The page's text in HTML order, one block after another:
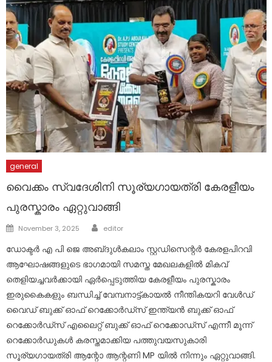
general
വൈക്കം സ്വദേശിനി സൂര്യഗായത്രി കേരളീയം
പുരസ്കാരം ഏറ്റുവാങ്ങി
Posted
November 3, 2025 Author
editor
ഡോക്ടർ എ പി ജെ അബ്‌ദുൾകലാം സ്റ്റഡിസെന്റർ കേരളപിറവി
ആഘോഷങ്ങളുടെ ഭാഗമായി സമസ്ത മേഖലകളിൽ മികവ്
തെളിയച്ചവർക്കായി ഏർപ്പെടുത്തിയ കേരളീയം പുരസ്കാരം
ഇരുകൈകളും ബന്ധിച്ച് വേമ്പനാട്ട്കായൽ നീന്തികയറി വേൾഡ്
വൈഡ് ബുക്ക്‌ ഓഫ് റെക്കോർഡ്സ് ഇന്ത്യൻ ബുക്ക് ഓഫ്
റെക്കോർഡ്സ് എലൈറ്റ് ബുക്ക് ഓഫ് റെക്കോഡ്സ് എന്നീ മൂന്ന്
റെക്കോർഡുകൾ കരസ്തമാക്കിയ പത്തുവയസുകാരി
സൂര്യഗായത്രി ആന്റോ ആന്റണി MP യിൽ നിന്നും ഏറ്റുവാങ്ങി.